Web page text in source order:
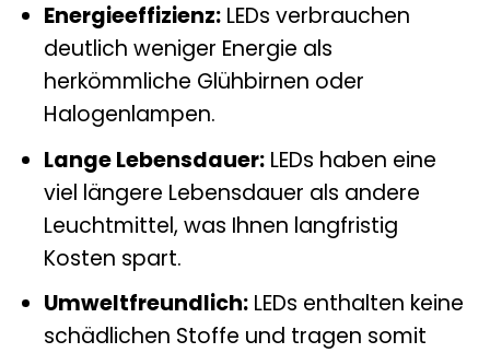
Energieeffizienz:LEDs verbrauchen
deutlich weniger Energie als
herkömmliche Glühbirnen oder
Halogenlampen.
Lange Lebensdauer:LEDs haben eine
viel längere Lebensdauer als andere
Leuchtmittel, was Ihnen langfristig
Kosten spart.
Umweltfreundlich:LEDs enthalten keine
schädlichen Stoffe und tragen somit